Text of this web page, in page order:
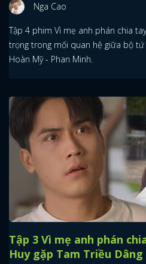
Nga Cao
Tập 4 phim Vì mẹ anh phán chia
trọng trong mối quan hệ giữa bộ tứ
Hoàn Mỹ - Phan Minh.
Tập 3 Vì mẹ anh phán
Huy gặp Tam Triều Dâng